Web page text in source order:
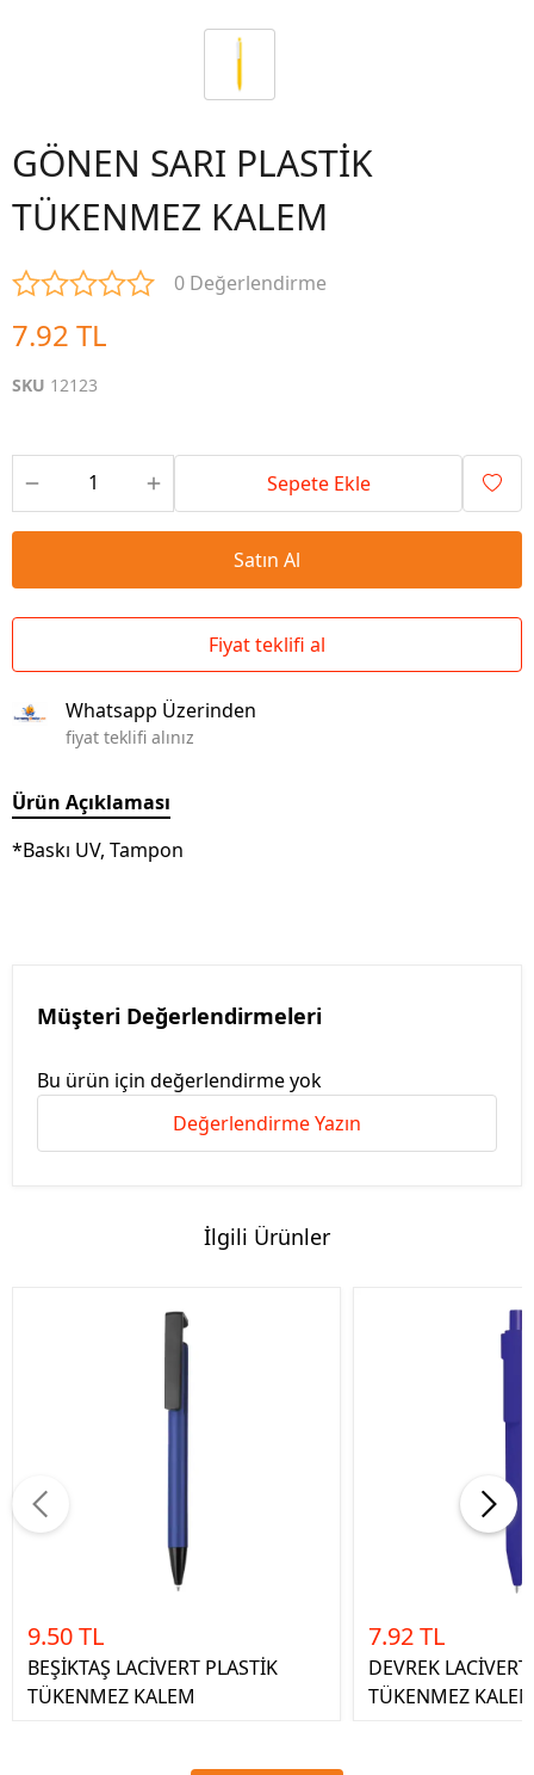
GÖNEN SARI PLASTİK
TÜKENMEZ KALEM
0 Değerlendirme
7.92 TL
SKU 12123
Sepete Ekle
Satın Al
Fiyat teklifi al
Whatsapp Üzerinden
fiyat teklifi alınız
Ürün Açıklaması
*Baskı UV, Tampon
Müşteri Değerlendirmeleri
Bu ürün için değerlendirme yok
Değerlendirme Yazın
İlgili Ürünler
9.50 TL
BEŞİKTAŞ LACİVERT PLASTİK
TÜKENMEZ KALEM
7.92 TL
DEVREK
TÜKENMEZ